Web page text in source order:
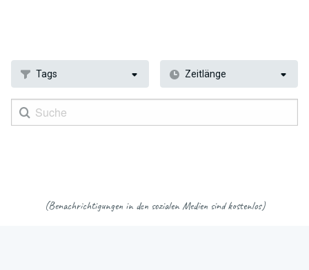
Tags Zeitlänge
(Benachrichtigungen in den sozialen Medien sind kostenlos)